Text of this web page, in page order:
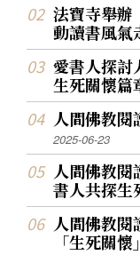
法寶寺舉
動讀書風
愛書人探
生死關懷
人間佛教
2025-06-23
人間佛教
書人共探
人間佛教
「生死關